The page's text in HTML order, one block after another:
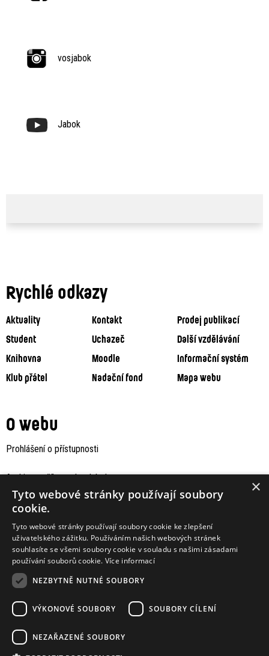
vosjabok
Jabok
Rychlé odkazy
Aktuality Kontakt
Prodej publikací
Student
Uchazeč
Další vzdělávání
Knihovna
Moodle
Informační systém
Klub přátel
Nadační fond Mapa webu
O webu
Prohlášení o přístupnosti
Archiv staršího webu Jaboku
Podporují nás
×
Tyto webové stránky používají soubory
cookie.
Tyto webové stránky používají soubory cookie ke zlepšení
uživatelského zážitku. Používáním našich webových stránek
souhlasíte se všemi soubory cookie v souladu s našimi zásadami
používání souborů cookie. Více informací
NEZBYTNĚ NUTNÉ SOUBORY
VÝKONOVÉ SOUBORY SOUBORY CÍLENÍ
NEZAŘAZENÉ SOUBORY